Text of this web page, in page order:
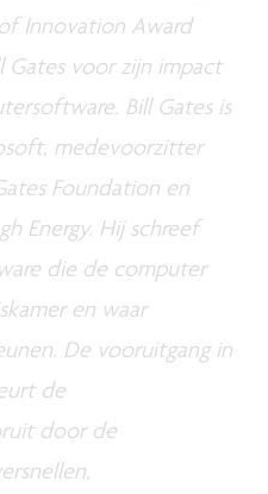
Innovation Award
Gates voor zijn impact
Bill Gates is
medevoorzitter
Foundation en
Energy. Hij schreef
die de computer
en waar
De vooruitgang in
de
door de